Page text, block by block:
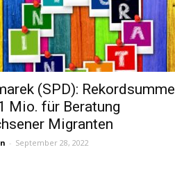
(SPD): Rekordsumme
Mio. für Beratung
Migranten
- September 28, 2022